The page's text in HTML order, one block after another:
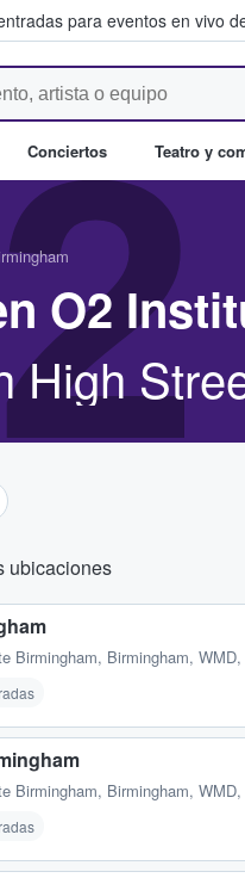
para eventos en vivo
y venta de
Conciertos Teatro y
O2
High
ubicaciones
Birmingham, Birmingham,
Birmingham, Birmingham,